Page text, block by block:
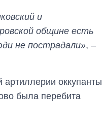
и
общине есть
не пострадали», –
оккупанты
была перебита